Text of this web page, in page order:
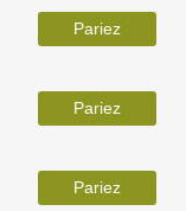
Pariez
Pariez
Pariez